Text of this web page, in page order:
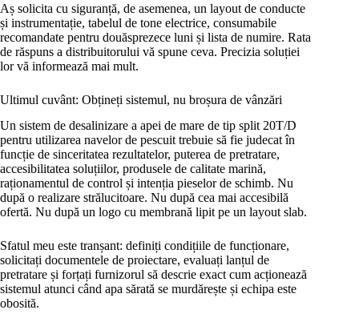
Aș solicita cu siguranță, de asemenea, un layout de conducte
și instrumentație, tabelul de tone electrice, consumabile
recomandate pentru douăsprezece luni și lista de numire. Rata
de răspuns a distribuitorului vă spune ceva. Precizia soluției
lor vă informează mai mult.
Ultimul cuvânt: Obțineți sistemul, nu broșura de vânzări
Un sistem de desalinizare a apei de mare de tip split 20T/D
pentru utilizarea navelor de pescuit trebuie să fie judecat în
funcție de sinceritatea rezultatelor, puterea de pretratare,
accesibilitatea soluțiilor, produsele de calitate marină,
raționamentul de control și intenția pieselor de schimb. Nu
după o realizare strălucitoare. Nu după cea mai accesibilă
ofertă. Nu după un logo cu membrană lipit pe un layout slab.
Sfatul meu este tranșant: definiți condițiile de funcționare,
solicitați documentele de proiectare, evaluați lanțul de
pretratare și forțați furnizorul să descrie exact cum acționează
sistemul atunci când apa sărată se murdărește și echipa este
obosită.